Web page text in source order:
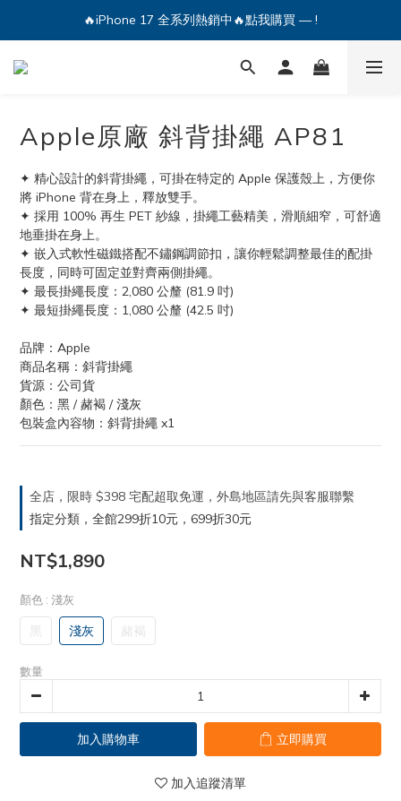
🔥iPhone 17 全系列熱銷中🔥點我購買 — !
🔥iPhone 17 全系列熱銷中🔥點我購買 — !
💕加入Q哥 Line 新好友領優惠券！🎫
Apple原廠 斜背掛繩 AP81
✦ 精心設計的斜背掛繩，可掛在特定的 Apple 保護殼上，方便你
將 iPhone 背在身上，釋放雙手。
✦ 採用 100% 再生 PET 紗線，掛繩工藝精美，滑順細窄，可舒適
地垂掛在身上。
✦ 嵌入式軟性磁鐵搭配不鏽鋼調節扣，讓你輕鬆調整最佳的配掛
長度，同時可固定並對齊兩側掛繩。
✦ 最長掛繩長度：2,080 公釐 (81.9 吋)
✦ 最短掛繩長度：1,080 公釐 (42.5 吋)
品牌：Apple
商品名稱：斜背掛繩
貨源：公司貨
顏色：黑 / 赭褐 / 淺灰
包裝盒內容物：斜背掛繩 x1
全店，限時 $398 宅配超取免運，外島地區請先與客服聯繫
指定分類，全館299折10元，699折30元
NT$1,890
顏色 : 淺灰
黑 淺灰 赭褐
數量
加入購物車 立即購買
加入追蹤清單